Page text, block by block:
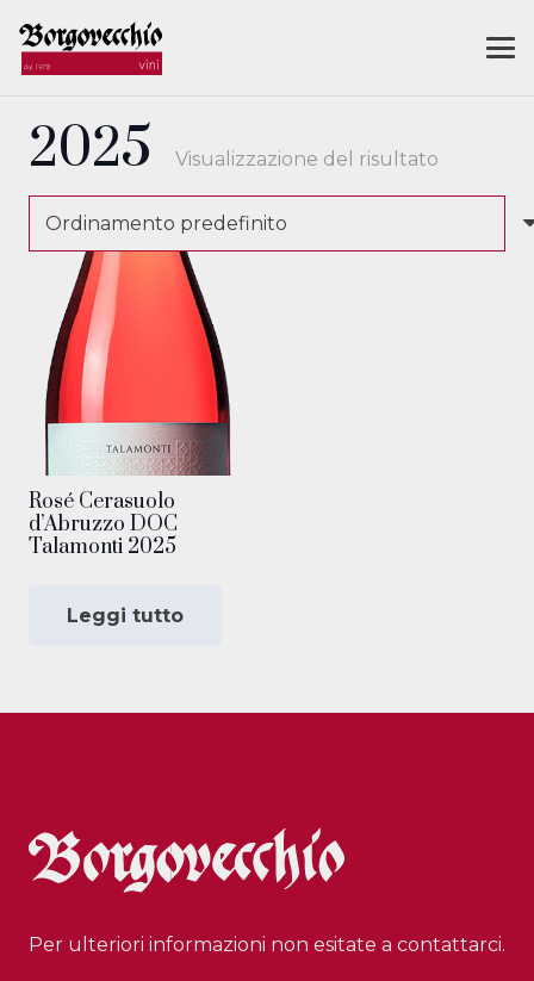
2025 Visualizzazione del risultato
Rosé Cerasuolo
d’Abruzzo DOC
Talamonti 2025
Leggi tutto
Per ulteriori informazioni non esitate a contattarci.